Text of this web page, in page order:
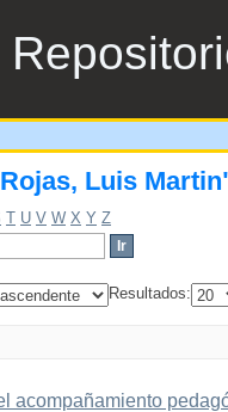
Luis
Luis
T U V W X Y Z
Resultados:
acompañamiento